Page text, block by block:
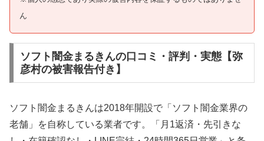
ん
ソフト闇金まるきんの口コミ・評判・実態【弥
彦村の被害報告付き】
ソフト闇金まるきんは2018年開設で「ソフト闇金業界の
老舗」を自称している業者です。「月1返済・先引きな